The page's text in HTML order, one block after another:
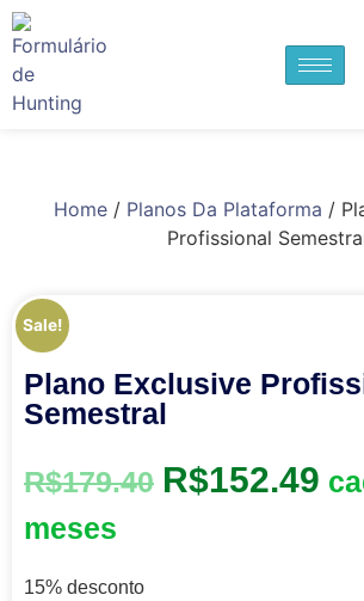
Home/ Planos Da Plataforma /
Profissional
Sale!
Plano Exclusive
Semestral
R$179.40 R$152.49
meses
15% desconto